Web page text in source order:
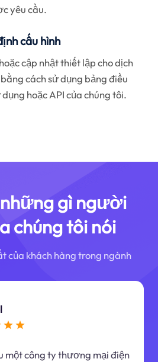
yêu cầu.
cấu hình
cập nhật thiết lập cho dịch
cách sử dụng bảng điều
dụng hoặc API của chúng tôi.
gì người
chúng tôi nói
của khách hàng trong ngành
một công ty thương mại điện